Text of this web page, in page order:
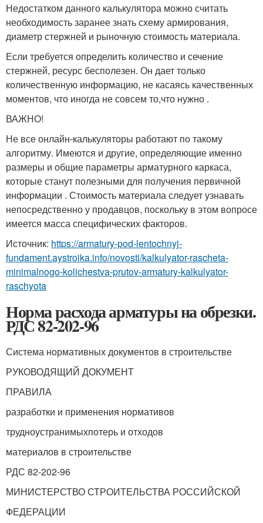
Недостатком данного калькулятора можно считать
необходимость заранее знать схему армирования,
диаметр стержней и рыночную стоимость материала.
Если требуется определить количество и сечение
стержней, ресурс бесполезен. Он дает только
количественную информацию, не касаясь качественных
моментов, что иногда не совсем то,что нужно .
ВАЖНО!
Не все онлайн-калькуляторы работают по такому
алгоритму. Имеются и другие, определяющие именно
размеры и общие параметры арматурного каркаса,
которые станут полезными для получения первичной
информации . Стоимость материала следует узнавать
непосредственно у продавцов, поскольку в этом вопросе
имеется масса специфических факторов.
Источник: https://armatury-pod-lentochnyj-
fundament.aystroika.info/novosti/kalkulyator-rascheta-
minimalnogo-kolichestva-prutov-armatury-kalkulyator-
raschyota
Норма расхода арматуры на обрезки.
РДС 82-202-96
Система нормативных документов в строительстве
РУКОВОДЯЩИЙ ДОКУМЕНТ
ПРАВИЛА
разработки и применения нормативов
трудноустранимыхпотерь и отходов
материалов в строительстве
РДС 82-202-96
МИНИСТЕРСТВО СТРОИТЕЛЬСТВА РОССИЙСКОЙ
ФЕДЕРАЦИИ